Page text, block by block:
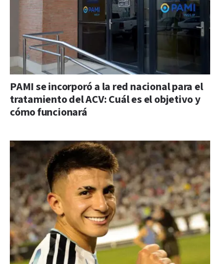
PAMI se incorporó a la red nacional para el
tratamiento del ACV: Cuál es el objetivo y
cómo funcionará